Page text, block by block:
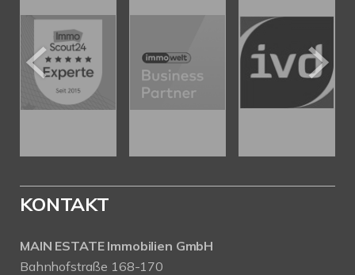
KONTAKT
MAIN ESTATE Immobilien GmbH
Bahnhofstraße 168-170